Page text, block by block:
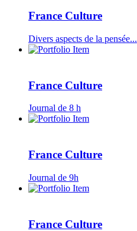
France Culture
Divers aspects de la pensée...
France Culture
Journal de 8 h
France Culture
Journal de 9h
France Culture